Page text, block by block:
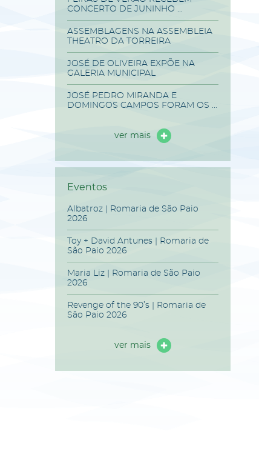
CONCERTO DE JUNINHO ...
ASSEMBLAGENS NA ASSEMBLEIA
THEATRO DA TORREIRA
JOSÉ DE OLIVEIRA EXPÕE NA
GALERIA MUNICIPAL
JOSÉ PEDRO MIRANDA E
DOMINGOS CAMPOS FORAM OS ...
ver mais
Eventos
Albatroz | Romaria de São Paio
2026
Toy + David Antunes | Romaria de
São Paio 2026
Maria Liz | Romaria de São Paio
2026
Revenge of the 90’s | Romaria de
São Paio 2026
ver mais